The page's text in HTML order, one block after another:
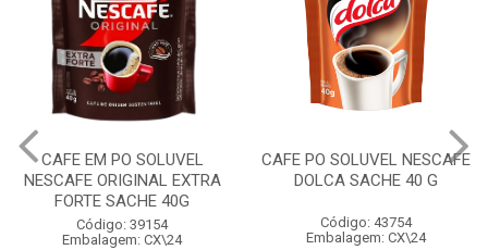
CAFE EM PO SOLUVEL
NESCAFE ORIGINAL EXTRA
FORTE SACHE 40G
Código: 39154
Embalagem: CX\24
CAFE PO SOLUVEL NESCAFE
DOLCA SACHE 40 G
Código: 43754
Embalagem: CX\24